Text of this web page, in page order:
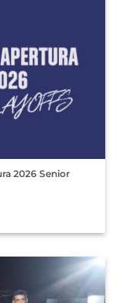
2026 Senior